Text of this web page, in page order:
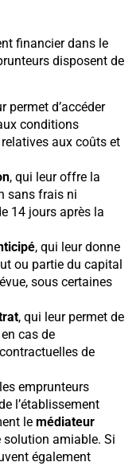
financier dans le
disposent de
permet d’accéder
conditions
aux coûts et
, qui leur offre la
sans frais ni
14 jours après la
, qui leur donne
ou partie du capital
sous certaines
, qui leur permet de
cas de
de
emprunteurs
l’établissement
le médiateur
solution amiable. Si
également